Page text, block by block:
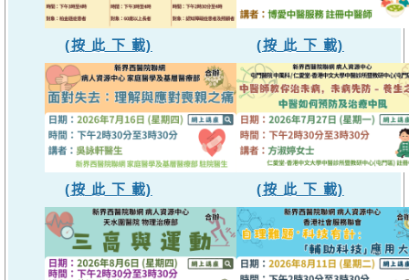
(按 此 下 載) (按 此 下 載)
(按 此 下 載) (按 此 下 載)